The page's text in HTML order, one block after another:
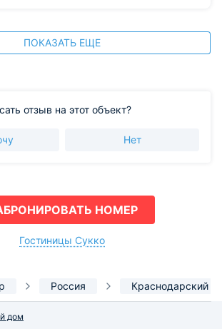
ПОКАЗАТЬ ЕЩЕ
отзыв на этот объект?
Нет
НОМЕР
Гостиницы Сукко
Россия Краснодарский
дом